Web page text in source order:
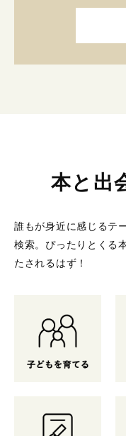
本と出
誰もが身近に感じるテ
検索。 ぴったりとくる
たされるはず！